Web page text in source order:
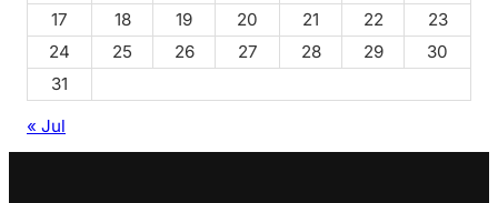
17
18 19 20 21 22
23
24
25 26 27 28 29
30
31
« Jul